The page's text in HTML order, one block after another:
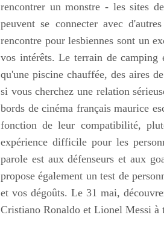
rencontrer un monstre - les sites
peuvent se connecter avec
rencontre pour lesbiennes sont un
vos intérêts. Le terrain de
qu'une piscine chauffée, des aires
si vous cherchez une relation
bords de cinéma français maurice
fonction de leur compatibilité,
expérience difficile pour les
parole est aux défenseurs et aux
propose également un test de
et vos dégoûts. Le 31 mai,
Cristiano Ronaldo et Lionel Messi à